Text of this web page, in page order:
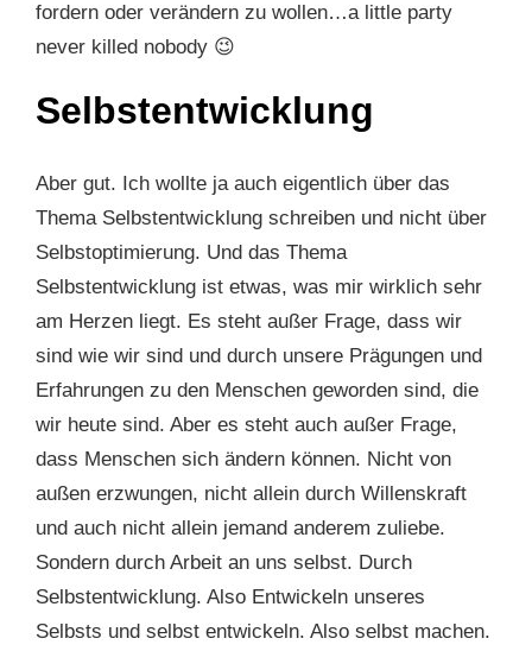
fordern oder verändern zu wollen…a little party
never killed nobody 😉
Selbstentwicklung
Aber gut. Ich wollte ja auch eigentlich über das
Thema Selbstentwicklung schreiben und nicht über
Selbstoptimierung. Und das Thema
Selbstentwicklung ist etwas, was mir wirklich sehr
am Herzen liegt. Es steht außer Frage, dass wir
sind wie wir sind und durch unsere Prägungen und
Erfahrungen zu den Menschen geworden sind, die
wir heute sind. Aber es steht auch außer Frage,
dass Menschen sich ändern können. Nicht von
außen erzwungen, nicht allein durch Willenskraft
und auch nicht allein jemand anderem zuliebe.
Sondern durch Arbeit an uns selbst. Durch
Selbstentwicklung. Also Entwickeln unseres
Selbsts und selbst entwickeln. Also selbst machen.